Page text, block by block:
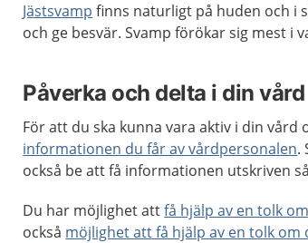
Jästsvamp finns naturligt på huden och i
och ge besvär. Svamp förökar sig mest i
Påverka och delta i din vård
För att du ska kunna vara aktiv i din
informationen du får av vårdpersonalen.
också be att få informationen utskriven
Du har möjlighet attfå hjälp av en tolk
också möjlighet att få hjälp av en tolk om